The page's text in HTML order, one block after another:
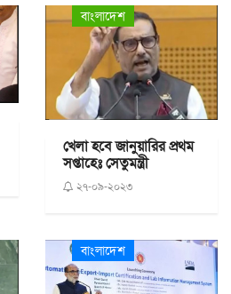
বাংলাদেশ
খেলা হবে জানুয়ারির প্রথম
সপ্তাহেঃ সেতুমন্ত্রী
২৭-০৯-২০২৩
বাংলাদেশ